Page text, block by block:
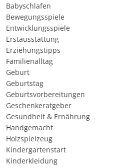
Babyschlafen
Bewegungsspiele
Entwicklungsspiele
Erstausstattung
Erziehungstipps
Familienalltag
Geburt
Geburtstag
Geburtsvorbereitungen
Geschenkeratgeber
Gesundheit & Ernährung
Handgemacht
Holzspielzeug
Kindergartenstart
Kinderkleidung